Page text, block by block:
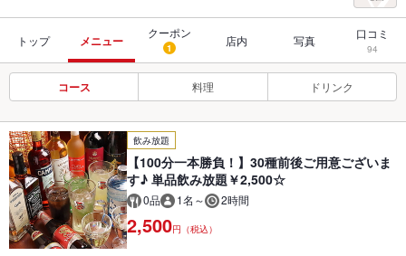
トップ メニュー
クーポン
1 店内 写真 口コミ
94
コース 料理 ドリンク
飲み放題
【100分一本勝負！】30種前後ご用意ございま
す♪ 単品飲み放題￥2,500☆
0品 1名～ 2時間
2,500円（税込）